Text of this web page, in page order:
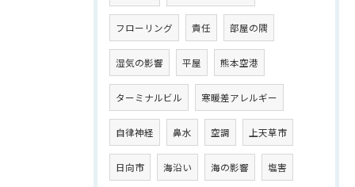
フローリング 責任 部屋の隅
湿気の影響 平屋 熊本空港
ターミナルビル 寒暖差アレルギー
自律神経 鼻水 空調 上天草市
日向市 海沿い 海の影響 塩害